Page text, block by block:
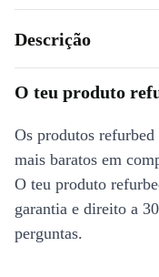
Descrição
O teu produto
Os produtos refurbed
mais baratos em
O teu produto
garantia e direito a
perguntas.